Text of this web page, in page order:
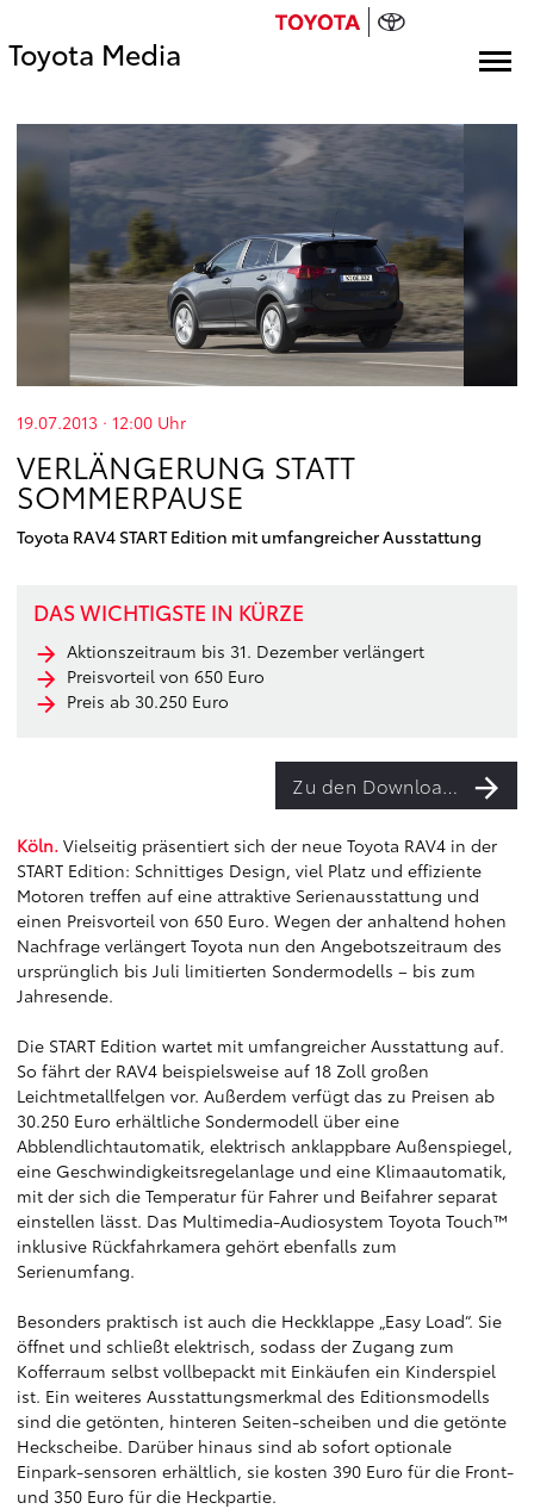
Toyota Media
19.07.2013 · 12:00 Uhr
VERLÄNGERUNG STATT
SOMMERPAUSE
Toyota RAV4 START Edition mit umfangreicher Ausstattung
DAS WICHTIGSTE IN KÜRZE
Aktionszeitraum bis 31. Dezember verlängert
Preisvorteil von 650 Euro
Preis ab 30.250 Euro
Zu den Downloads
Köln. Vielseitig präsentiert sich der neue Toyota RAV4 in der
START Edition: Schnittiges Design, viel Platz und effiziente
Motoren treffen auf eine attraktive Serienausstattung und
einen Preisvorteil von 650 Euro. Wegen der anhaltend hohen
Nachfrage verlängert Toyota nun den Angebotszeitraum des
ursprünglich bis Juli limitierten Sondermodells – bis zum
Jahresende.
Die START Edition wartet mit umfangreicher Ausstattung auf.
So fährt der RAV4 beispielsweise auf 18 Zoll großen
Leichtmetallfelgen vor. Außerdem verfügt das zu Preisen ab
30.250 Euro erhältliche Sondermodell über eine
Abblendlichtautomatik, elektrisch anklappbare Außenspiegel,
eine Geschwindigkeitsregelanlage und eine Klimaautomatik,
mit der sich die Temperatur für Fahrer und Beifahrer separat
einstellen lässt. Das Multimedia-Audiosystem Toyota Touch™
inklusive Rückfahrkamera gehört ebenfalls zum
Serienumfang.
Besonders praktisch ist auch die Heckklappe „Easy Load“. Sie
öffnet und schließt elektrisch, sodass der Zugang zum
Kofferraum selbst vollbepackt mit Einkäufen ein Kinderspiel
ist. Ein weiteres Ausstattungsmerkmal des Editionsmodells
sind die getönten, hinteren Seiten-scheiben und die getönte
Heckscheibe. Darüber hinaus sind ab sofort optionale
Einpark-sensoren erhältlich, sie kosten 390 Euro für die Front-
und 350 Euro für die Heckpartie.